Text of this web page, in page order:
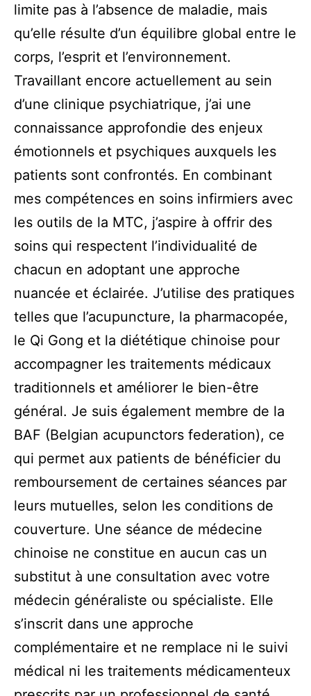
limite pas à l’absence de maladie, mais
qu’elle résulte d’un équilibre global entre le
corps, l’esprit et l’environnement.
Travaillant encore actuellement au sein
d’une clinique psychiatrique, j’ai une
connaissance approfondie des enjeux
émotionnels et psychiques auxquels les
patients sont confrontés. En combinant
mes compétences en soins infirmiers avec
les outils de la MTC, j’aspire à offrir des
soins qui respectent l’individualité de
chacun en adoptant une approche
nuancée et éclairée. J’utilise des pratiques
telles que l’acupuncture, la pharmacopée,
le Qi Gong et la diététique chinoise pour
accompagner les traitements médicaux
traditionnels et améliorer le bien-être
général. Je suis également membre de la
BAF (Belgian acupunctors federation), ce
qui permet aux patients de bénéficier du
remboursement de certaines séances par
leurs mutuelles, selon les conditions de
couverture. Une séance de médecine
chinoise ne constitue en aucun cas un
substitut à une consultation avec votre
médecin généraliste ou spécialiste. Elle
s’inscrit dans une approche
complémentaire et ne remplace ni le suivi
médical ni les traitements médicamenteux